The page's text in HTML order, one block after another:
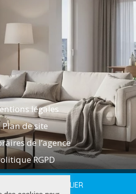
légales
Plan de site
de l’agence
RGPD
AGENTS DE L'IMMOBILIER